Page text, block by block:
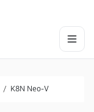
/ K8N Neo-V